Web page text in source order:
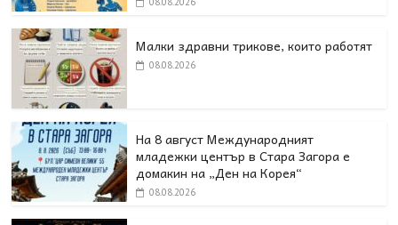
Малки здравни трикове, които работят
08.08.2026
На 8 август Международният
младежки център в Стара Загора е
домакин на „Ден на Корея“
08.08.2026